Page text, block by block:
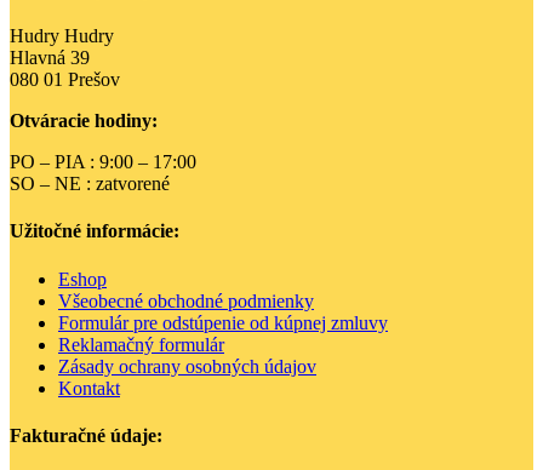
Hudry Hudry
Hlavná 39
080 01 Prešov
Otváracie hodiny:
PO – PIA : 9:00 – 17:00
SO – NE : zatvorené
Užitočné informácie:
Eshop
Všeobecné obchodné podmienky
Formulár pre odstúpenie od kúpnej zmluvy
Reklamačný formulár
Zásady ochrany osobných údajov
Kontakt
Fakturačné údaje: